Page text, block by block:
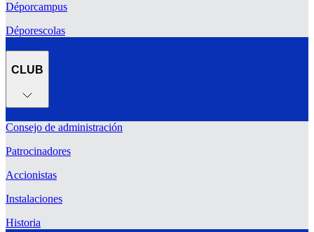
Déporcampus
Déporescolas
CLUB
Consejo de administración
Patrocinadores
Accionistas
Instalaciones
Historia